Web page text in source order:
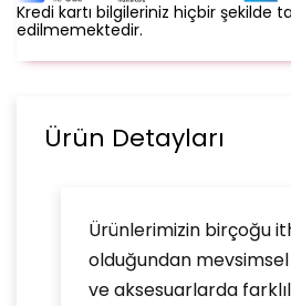
Kredi kartı bilgileriniz hiçbir şekilde
edilmemektedir.
Ürün Detayları
Ürünlerimizin birçoğu
olduğundan
ve aksesuarlarda